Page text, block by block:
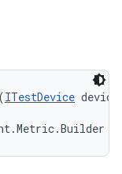
ITestDevice